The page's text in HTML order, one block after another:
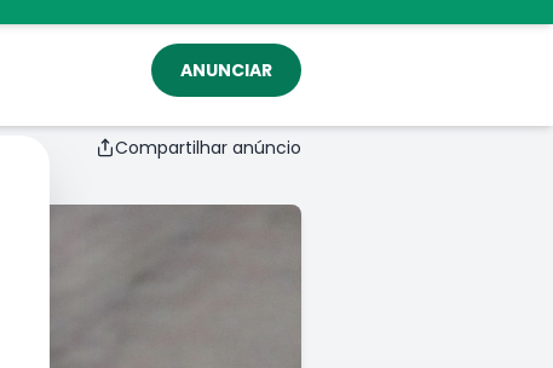
ANUNCIAR
Compartilhar anúncio